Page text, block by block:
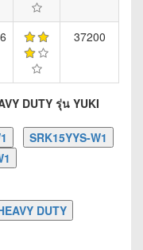
37200
DUTY รุ่น YUKI